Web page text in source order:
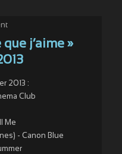
j’aime »
2013 :
Club
Me
- Canon Blue